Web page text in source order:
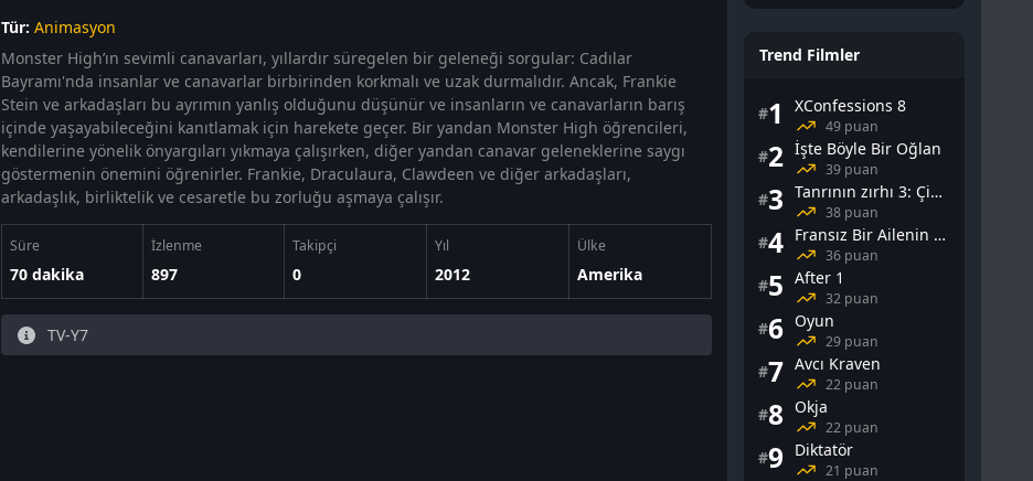
Tür: Animasyon
Monster High’ın sevimli canavarları, yıllardır süregelen bir geleneği sorgular: Cadılar
Bayramı'nda insanlar ve canavarlar birbirinden korkmalı ve uzak durmalıdır. Ancak, Frankie
Stein ve arkadaşları bu ayrımın yanlış olduğunu düşünür ve insanların ve canavarların barış
içinde yaşayabileceğini kanıtlamak için harekete geçer. Bir yandan Monster High öğrencileri,
kendilerine yönelik önyargıları yıkmaya çalışırken, diğer yandan canavar geleneklerine saygı
göstermenin önemini öğrenirler. Frankie, Draculaura, Clawdeen ve diğer arkadaşları,
arkadaşlık, birliktelik ve cesaretle bu zorluğu aşmaya çalışır.
Süre
70 dakika
İzlenme
897
Takipçi
0
Yıl
2012
Ülke
Amerika
TV-Y7
Trend Filmler
#1 XConfessions 8
49 puan
#2 İşte Böyle Bir Oğlan
39 puan
#3 Tanrının zırhı 3: Çin Falı
38 puan
#4 Fransız Bir Ailenin Cinsel Yaşamı
36 puan
#5 After 1
32 puan
#6 Oyun
29 puan
#7 Avcı Kraven
22 puan
#8 Okja
22 puan
#9 Diktatör
21 puan